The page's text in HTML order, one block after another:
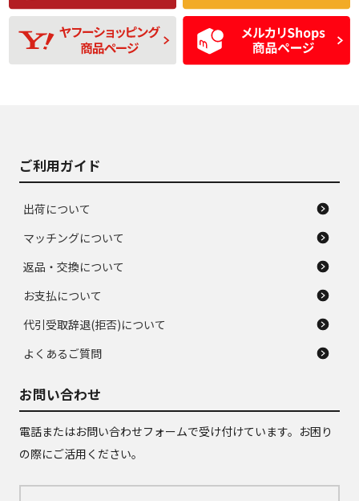
D
使用感や目立つ傷が
あり、一般的な中古
品
D
残り溝も少なく、偏
磨耗がみられ、短期
間使用できるくらい
の中古品
ご利用ガイド
出荷について
マッチングについて
返品・交換について
お支払について
代引受取辞退(拒否)について
よくあるご質問
お問い合わせ
電話またはお問い合わせフォームで受け付けています。お困り
の際にご活用ください。